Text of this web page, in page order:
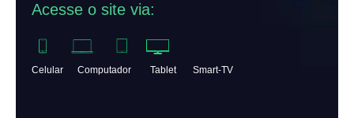
Acesse o site via:
Celular Computador Tablet Smart-TV